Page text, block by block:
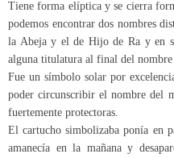
Tiene forma elíptica y se cierra
podemos encontrar dos nombres
la Abeja y el de Hijo de Ra y
alguna titulatura al final del nombre
Fue un símbolo solar por
poder circunscribir el nombre del
fuertemente protectoras.
El cartucho simbolizaba ponía en
amanecía en la mañana y